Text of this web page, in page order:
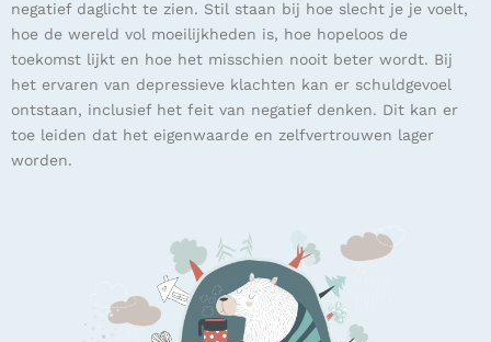
negatief daglicht te zien. Stil staan bij hoe slecht je je voelt,
hoe de wereld vol moeilijkheden is, hoe hopeloos de
toekomst lijkt en hoe het misschien nooit beter wordt. Bij
het ervaren van depressieve klachten kan er schuldgevoel
ontstaan, inclusief het feit van negatief denken. Dit kan er
toe leiden dat het eigenwaarde en zelfvertrouwen lager
worden.